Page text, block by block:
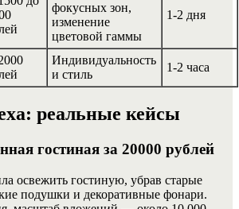
фокусных зон,
изменение
цветовой гаммы
1-2 дня
Индивидуальность
и стиль
1-2 часа
реальные кейсы
гостиная за 20000 рублей
освежить гостиную, убрав старые
подушки и декоративные фонари.